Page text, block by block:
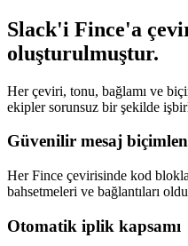
Slack'i Fince'a
oluşturulmuştur.
Her çeviri, tonu, bağlamı ve
ekipler sorunsuz bir şekilde
Güvenilir mesaj
Her Fince çevirisinde kod
bahsetmeleri ve bağlantıları
Otomatik iplik kapsamı